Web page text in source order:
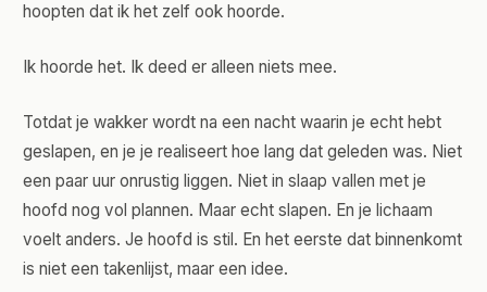
hoopten dat ik het zelf ook hoorde.
Ik hoorde het. Ik deed er alleen niets mee.
Totdat je wakker wordt na een nacht waarin je echt hebt
geslapen, en je je realiseert hoe lang dat geleden was. Niet
een paar uur onrustig liggen. Niet in slaap vallen met je
hoofd nog vol plannen. Maar echt slapen. En je lichaam
voelt anders. Je hoofd is stil. En het eerste dat binnenkomt
is niet een takenlijst, maar een idee.